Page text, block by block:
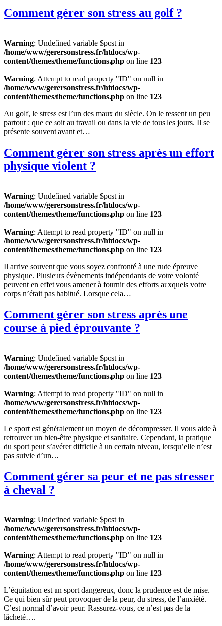
Comment gérer son stress au golf ?
Warning: Undefined variable $post in
/home/www/gerersonstress.fr/htdocs/wp-
content/themes/theme/functions.php on line 123
Warning: Attempt to read property "ID" on null in
/home/www/gerersonstress.fr/htdocs/wp-
content/themes/theme/functions.php on line 123
Au golf, le stress est l’un des maux du siècle. On le ressent un peu
partout : que ce soit au travail ou dans la vie de tous les jours. Il se
présente souvent avant et…
Comment gérer son stress après un effort
physique violent ?
Warning: Undefined variable $post in
/home/www/gerersonstress.fr/htdocs/wp-
content/themes/theme/functions.php on line 123
Warning: Attempt to read property "ID" on null in
/home/www/gerersonstress.fr/htdocs/wp-
content/themes/theme/functions.php on line 123
Il arrive souvent que vous soyez confronté à une rude épreuve
physique. Plusieurs évènements indépendants de votre volonté
peuvent en effet vous amener à fournir des efforts auxquels votre
corps n’était pas habitué. Lorsque cela…
Comment gérer son stress après une
course à pied éprouvante ?
Warning: Undefined variable $post in
/home/www/gerersonstress.fr/htdocs/wp-
content/themes/theme/functions.php on line 123
Warning: Attempt to read property "ID" on null in
/home/www/gerersonstress.fr/htdocs/wp-
content/themes/theme/functions.php on line 123
Le sport est généralement un moyen de décompresser. Il vous aide à
retrouver un bien-être physique et sanitaire. Cependant, la pratique
du sport peut s’avérer difficile à un certain niveau, lorsqu’elle n’est
pas suivie d’un…
Comment gérer sa peur et ne pas stresser
à cheval ?
Warning: Undefined variable $post in
/home/www/gerersonstress.fr/htdocs/wp-
content/themes/theme/functions.php on line 123
Warning: Attempt to read property "ID" on null in
/home/www/gerersonstress.fr/htdocs/wp-
content/themes/theme/functions.php on line 123
L’équitation est un sport dangereux, donc la prudence est de mise.
Ce qui bien sûr peut provoquer de la peur, du stress, de l’anxiété.
C’est normal d’avoir peur. Rassurez-vous, ce n’est pas de la
lâcheté….